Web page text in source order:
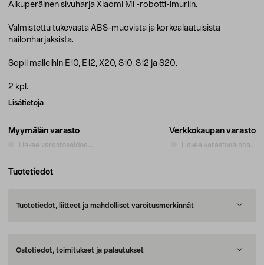
Myymälän varasto
Hakee varastosaldoa...
Verkkokaupan varasto
Hakee varastosaldoa...
Alkuperäinen sivuharja Xiaomi Mi -robotti-imuriin.
Valmistettu tukevasta ABS-muovista ja korkealaatuisista
nailonharjaksista.
Sopii malleihin E10, E12, X20, S10, S12 ja S20.
2 kpl.
Lisätietoja
Tuotetiedot
Tuotetiedot, liitteet ja mahdolliset varoitusmerkinnät
Ostotiedot, toimitukset ja palautukset